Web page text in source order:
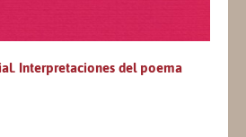
Interpretaciones del poema